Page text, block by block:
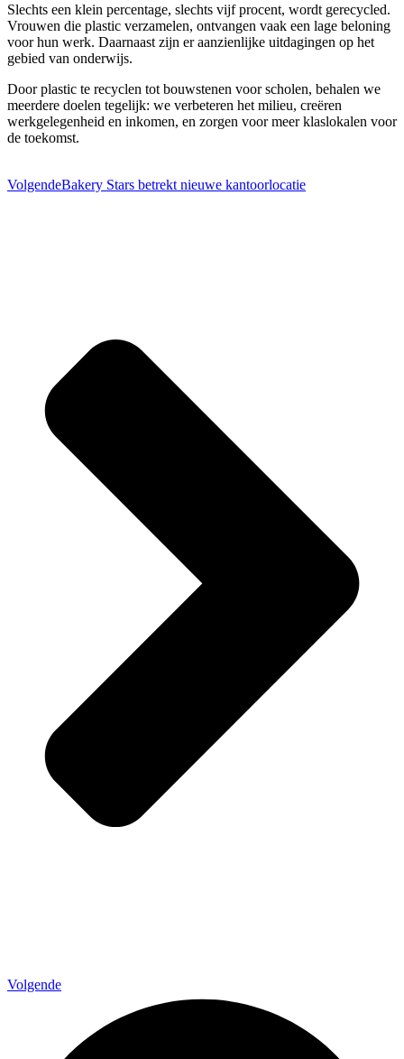
Slechts een klein percentage, slechts vijf procent, wordt gerecycled.
Vrouwen die plastic verzamelen, ontvangen vaak een lage beloning
voor hun werk. Daarnaast zijn er aanzienlijke uitdagingen op het
gebied van onderwijs.
Door plastic te recyclen tot bouwstenen voor scholen, behalen we
meerdere doelen tegelijk: we verbeteren het milieu, creëren
werkgelegenheid en inkomen, en zorgen voor meer klaslokalen voor
de toekomst.
VolgendeBakery Stars betrekt nieuwe kantoorlocatie
Volgende